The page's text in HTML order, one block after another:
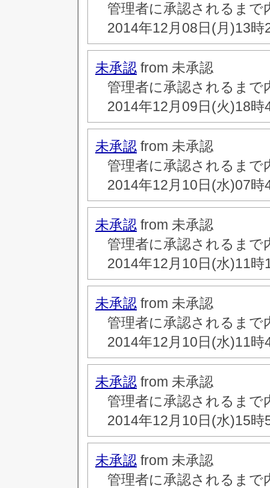
管理者に承認されるま
2014年12月08日(月)13時
未承認 from 未承認
管理者に承認されるま
2014年12月09日(火)18時
未承認 from 未承認
管理者に承認されるま
2014年12月10日(水)07時
未承認 from 未承認
管理者に承認されるま
2014年12月10日(水)11時
未承認 from 未承認
管理者に承認されるま
2014年12月10日(水)11時
未承認 from 未承認
管理者に承認されるま
2014年12月10日(水)15時
未承認 from 未承認
管理者に承認されるま